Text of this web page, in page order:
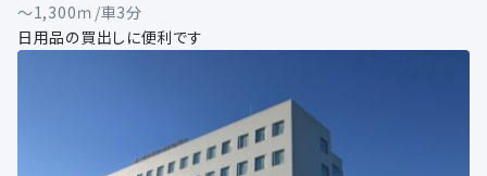
～1,300ｍ/車3分
日用品の買出しに便利です